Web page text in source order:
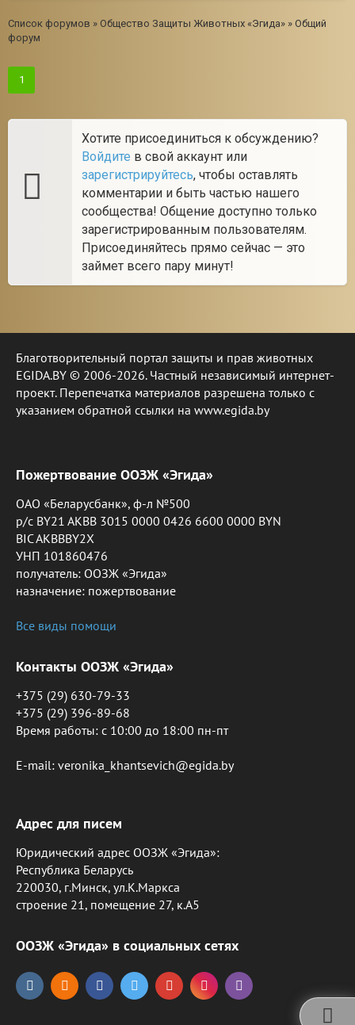
Список форумов » Общество Защиты Животных «Эгида» » Общий
форум
1
Хотите присоединиться к обсуждению?
Войдите в свой аккаунт или
зарегистрируйтесь, чтобы оставлять
комментарии и быть частью нашего
сообщества! Общение доступно только
зарегистрированным пользователям.
Присоединяйтесь прямо сейчас — это
займет всего пару минут!
Благотворительный портал защиты и прав животных
EGIDA.BY © 2006-2026. Частный независимый интернет-
проект. Перепечатка материалов разрешена только с
указанием обратной ссылки на www.egida.by
Пожертвование ООЗЖ «Эгида»
ОАО «Беларусбанк», ф-л №500
р/с BY21 AKBB 3015 0000 0426 6600 0000 BYN
BIC AKBBBY2X
УНП 101860476
получатель: ООЗЖ «Эгида»
назначение: пожертвование
Все виды помощи
Контакты ООЗЖ «Эгида»
+375 (29) 630-79-33
+375 (29) 396-89-68
Время работы: c 10:00 до 18:00 пн-пт
E-mail: veronika_khantsevich@egida.by
Адрес для писем
Юридический адрес ООЗЖ «Эгида»:
Республика Беларусь
220030, г.Минск, ул.К.Маркса
строение 21, помещение 27, к.А5
ООЗЖ «Эгида» в социальных сетях